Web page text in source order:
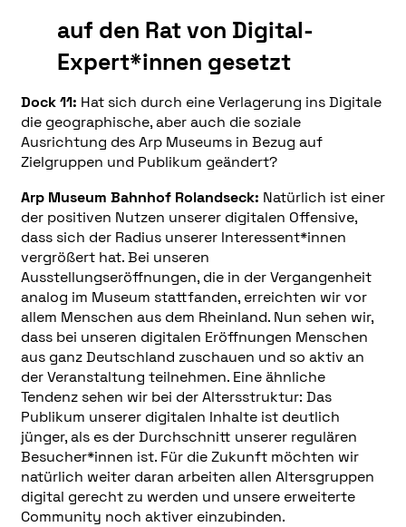
auf den Rat von Digital-
Expert*innen gesetzt
Dock 11: Hat sich durch eine Verlagerung ins Digitale
die geographische, aber auch die soziale
Ausrichtung des Arp Museums in Bezug auf
Zielgruppen und Publikum geändert?
Arp Museum Bahnhof Rolandseck: Natürlich ist einer
der positiven Nutzen unserer digitalen Offensive,
dass sich der Radius unserer Interessent*innen
vergrößert hat. Bei unseren
Ausstellungseröffnungen, die in der Vergangenheit
analog im Museum stattfanden, erreichten wir vor
allem Menschen aus dem Rheinland. Nun sehen wir,
dass bei unseren digitalen Eröffnungen Menschen
aus ganz Deutschland zuschauen und so aktiv an
der Veranstaltung teilnehmen. Eine ähnliche
Tendenz sehen wir bei der Altersstruktur: Das
Publikum unserer digitalen Inhalte ist deutlich
jünger, als es der Durchschnitt unserer regulären
Besucher*innen ist. Für die Zukunft möchten wir
natürlich weiter daran arbeiten allen Altersgruppen
digital gerecht zu werden und unsere erweiterte
Community noch aktiver einzubinden.